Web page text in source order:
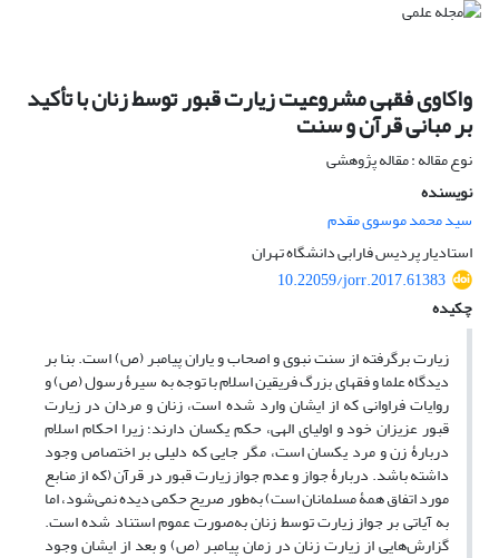
واکاوی فقهی مشروعیت زیارت قبور توسط زنان با تأکید
بر مبانی قرآن و سنت
نوع مقاله : مقاله پژوهشی
نویسنده
سید محمد موسوی مقدم
استادیار پردیس فارابی دانشگاه تهران
10.22059/jorr.2017.61383
چکیده
زیارت برگرفته از سنت نبوی و اصحاب و یاران پیامبر (ص) است. بنا بر
دیدگاه علما و فقهای بزرگ فریقین اسلام با توجه به سیرۀ رسول (ص) و
روایات فراوانی که از ایشان وارد شده است، زنان و مردان در زیارت
قبور عزیزان خود و اولیای الهی، حکم یکسان دارند؛ زیرا احکام اسلام
دربارۀ زن و مرد یکسان است، مگر جایی که دلیلی بر اختصاص وجود
داشته باشد. دربارۀ جواز و عدم جواز زیارت قبور در قرآن (که از منابع
مورد اتفاق همۀ مسلمانان است) به‌طور صریح حکمی دیده نمی‌شود، اما
به آیاتی بر جواز زیارت توسط زنان به‌صورت عموم استناد شده است.
گزارش‌هایی از زیارت زنان در زمان پیامبر (ص) و بعد از ایشان وجود